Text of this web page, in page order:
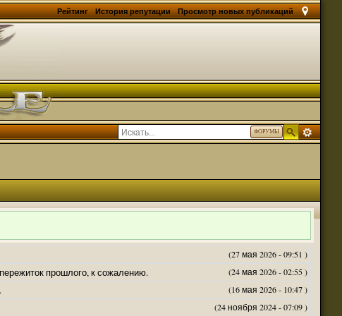
Просмотр новых публикаций
История репутации
Рейтинг
ФОРУМЫ
(27 мая 2026 - 09:51 )
(24 мая 2026 - 02:55 )
прошлого, к сожалению.
(16 мая 2026 - 10:47 )
(24 ноября 2024 - 07:09 )